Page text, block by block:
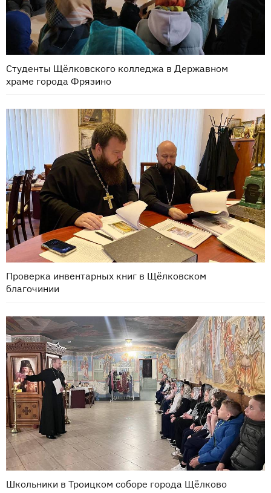
Студенты Щёлковского колледжа в Державном
храме города Фрязино
Проверка инвентарных книг в Щёлковском
благочинии
Школьники в Троицком соборе города Щёлково